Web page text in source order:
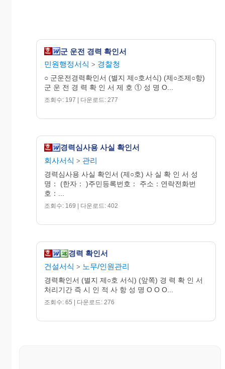
군 운전 경력 확인서
민원행정서식 > 경찰청
○ 군운전경력확인서 (별지 제○호서식) (제○조제○항)
군 운 전 경 력 확 인 서 제 호 ① 성 명 O...
조회수: 197 | 다운로드: 277
경력심사용 사실 확인서
회사서식 > 관리
경력심사용 사실 확인서 (제○호) 사 실 확 인 서 성
명： (한자： )주민등록번호： 주소：연락전화번
호：...
조회수: 169 | 다운로드: 402
경력 확인서
건설서식 > 노무/인원관리
경력확인서 (별지 제○호 서식) (앞쪽) 경 력 확 인 서
처리기간 즉 시 인 적 사 항 성 명 O O O...
조회수: 65 | 다운로드: 276